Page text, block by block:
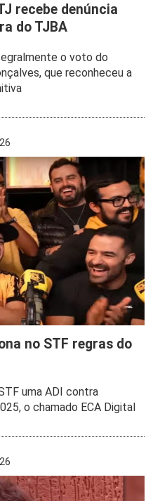
recebe denúncia
do TJBA
o voto do
que reconheceu a
no STF regras do
uma ADI contra
o chamado ECA Digital